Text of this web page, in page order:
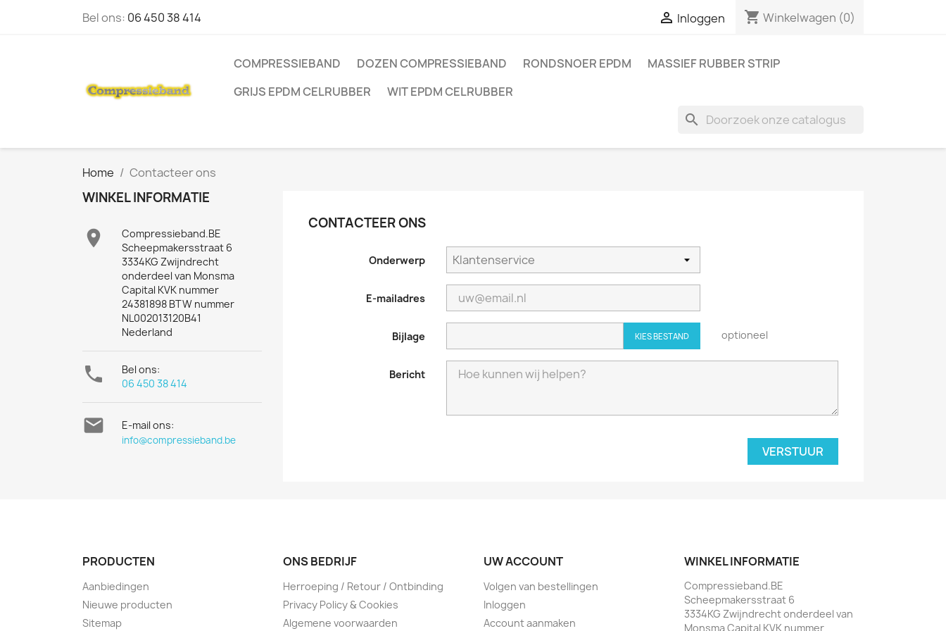
Bel ons: 06 450 38 414  Inloggen shopping_cart Winkelwagen (0)
COMPRESSIEBAND DOZEN COMPRESSIEBAND RONDSNOER EPDM
MASSIEF RUBBER STRIP
GRIJS EPDM CELRUBBER
WIT EPDM CELRUBBER
search
Home Contacteer ons
WINKEL INFORMATIE

Compressieband.BE
Scheepmakersstraat 6
3334KG Zwijndrecht
onderdeel van Monsma
Capital KVK nummer
24381898 BTW nummer
NL002013120B41
Nederland

Bel ons:
06 450 38 414
 E-mail ons:
info@compressieband.be
CONTACTEER ONS
Onderwerp
E-mailadres
Bijlage KIES BESTAND optioneel
Bericht
PRODUCTEN
Aanbiedingen
Nieuwe producten
Sitemap
ONS BEDRIJF
Herroeping / Retour / Ontbinding
Privacy Policy & Cookies
Algemene voorwaarden
UW ACCOUNT
Volgen van bestellingen
Inloggen
Account aanmaken
WINKEL INFORMATIE
Compressieband.BE
Scheepmakersstraat 6
3334KG Zwijndrecht onderdeel van
Monsma Capital KVK nummer